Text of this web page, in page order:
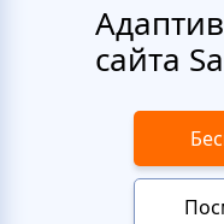
сайта